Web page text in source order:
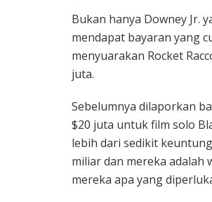
Bukan hanya Downey Jr.
mendapat bayaran yang
menyuarakan Rocket
juta.
Sebelumnya dilaporkan
$20 juta untuk film solo
lebih dari sedikit
miliar dan mereka adalah
mereka apa yang